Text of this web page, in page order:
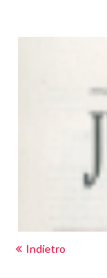
Indietro